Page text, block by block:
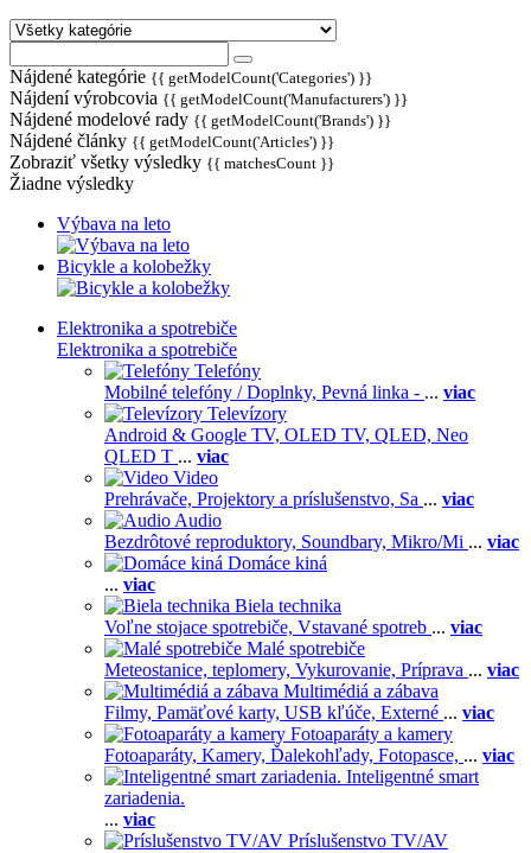
Nájdené kategórie {{ getModelCount('Categories') }}
Nájdení výrobcovia {{ getModelCount('Manufacturers') }}
Nájdené modelové rady {{ getModelCount('Brands') }}
Nájdené články {{ getModelCount('Articles') }}
Zobraziť všetky výsledky {{ matchesCount }}
Žiadne výsledky
Výbava na leto
Bicykle a kolobežky
Elektronika a spotrebiče
Elektronika a spotrebiče
Telefóny
Mobilné telefóny / Doplnky, Pevná linka - ... viac
Televízory
Android & Google TV, OLED TV, QLED, Neo
QLED T ... viac
Video
Prehrávače, Projektory a príslušenstvo, Sa ... viac
Audio
Bezdrôtové reproduktory, Soundbary, Mikro/Mi ... viac
Domáce kiná
... viac
Biela technika
Voľne stojace spotrebiče, Vstavané spotreb ... viac
Malé spotrebiče
Meteostanice, teplomery, Vykurovanie, Príprava ... viac
Multimédiá a zábava
Filmy, Pamäťové karty, USB kľúče, Externé ... viac
Fotoaparáty a kamery
Fotoaparáty, Kamery, Ďalekohľady, Fotopasce, ... viac
Inteligentné smart
zariadenia.
... viac
Príslušenstvo TV/AV